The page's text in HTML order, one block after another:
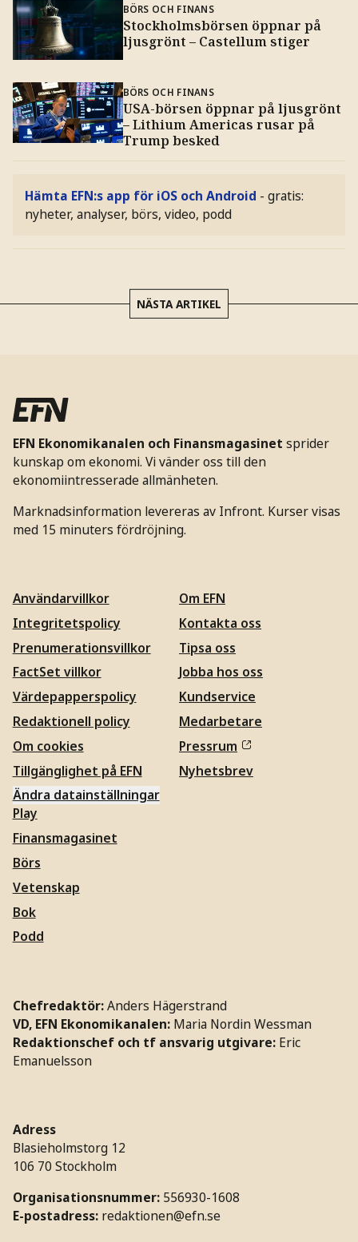
BÖRS OCH FINANS
Stockholmsbörsen öppnar på
ljusgrönt – Castellum stiger
BÖRS OCH FINANS
USA-börsen öppnar på ljusgrönt
– Lithium Americas rusar på
Trump besked
Hämta EFN:s app för iOS och Android - gratis:
nyheter, analyser, börs, video, podd
NÄSTA ARTIKEL
EFN Ekonomikanalen och Finansmagasinet sprider
kunskap om ekonomi. Vi vänder oss till den
ekonomiintresserade allmänheten.
Marknadsinformation levereras av Infront. Kurser visas
med 15 minuters fördröjning.
Användarvillkor
Integritetspolicy
Prenumerationsvillkor
FactSet villkor
Värdepapperspolicy
Redaktionell policy
Om cookies
Tillgänglighet på EFN
Ändra datainställningar
Om EFN
Kontakta oss
Tipsa oss
Jobba hos oss
Kundservice
Medarbetare
Pressrum
Nyhetsbrev
Play
Finansmagasinet
Börs
Vetenskap
Bok
Podd
Chefredaktör:Anders Hägerstrand
VD, EFN Ekonomikanalen: Maria Nordin Wessman
Redaktionschef och tf ansvarig utgivare: Eric
Emanuelsson
Adress
Blasieholmstorg 12
106 70 Stockholm
Organisationsnummer: 556930-1608
E-postadress: redaktionen@efn.se